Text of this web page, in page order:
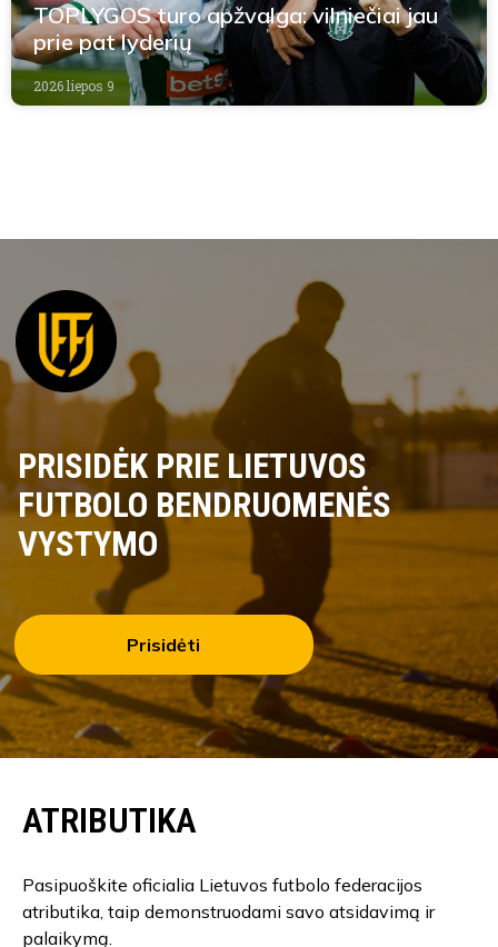
TOPLYGOS turo apžvalga: vilniečiai jau
prie pat lyderių
2026 liepos 9
PRISIDĖK PRIE LIETUVOS
FUTBOLO BENDRUOMENĖS
VYSTYMO
Prisidėti
ATRIBUTIKA
Pasipuoškite oficialia Lietuvos futbolo federacijos
atributika, taip demonstruodami savo atsidavimą ir
palaikymą.